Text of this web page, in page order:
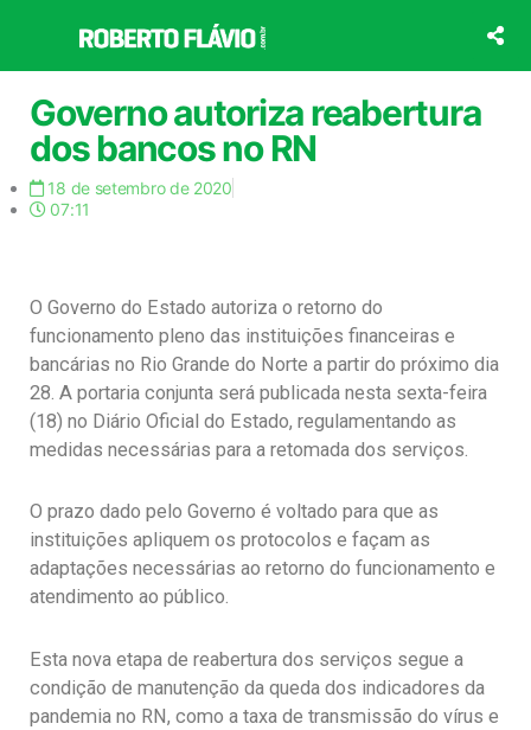
o
conteúdo
Governo autoriza reabertura
dos bancos no RN
18 de setembro de 2020
07:11
O Governo do Estado autoriza o retorno do
funcionamento pleno das instituições financeiras e
bancárias no Rio Grande do Norte a partir do próximo dia
28. A portaria conjunta será publicada nesta sexta-feira
(18) no Diário Oficial do Estado, regulamentando as
medidas necessárias para a retomada dos serviços.
O prazo dado pelo Governo é voltado para que as
instituições apliquem os protocolos e façam as
adaptações necessárias ao retorno do funcionamento e
atendimento ao público.
Esta nova etapa de reabertura dos serviços segue a
condição de manutenção da queda dos indicadores da
pandemia no RN, como a taxa de transmissão do vírus e